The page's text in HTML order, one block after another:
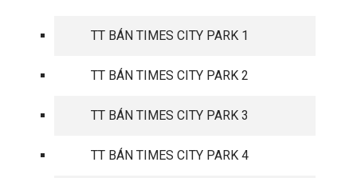
TT BÁN TIMES CITY PARK 1
TT BÁN TIMES CITY PARK 2
TT BÁN TIMES CITY PARK 3
TT BÁN TIMES CITY PARK 4